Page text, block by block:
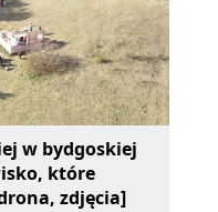
w bydgoskiej
które
zdjęcia]